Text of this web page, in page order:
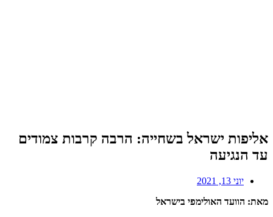
אליפות ישראל בשחייה: הרבה קרבות צמודים
עד הנגיעה
יוני 13, 2021
מאת: הוועד האולימפי בישראל